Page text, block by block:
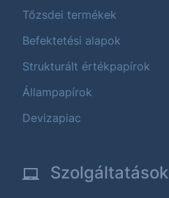
Tőzsdei termékek
Befektetési alapok
Strukturált értékpapírok
Állampapírok
Devizapiac
Szolgáltatások